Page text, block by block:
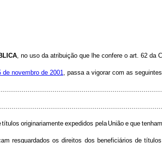
, no uso da atribuição que lhe confere o art. 62 da
de novembro de 2001, passa a vigorar com as
títulos originariamente expedidos pela União e que tenham
resguardados os direitos dos beneficiários detítulos